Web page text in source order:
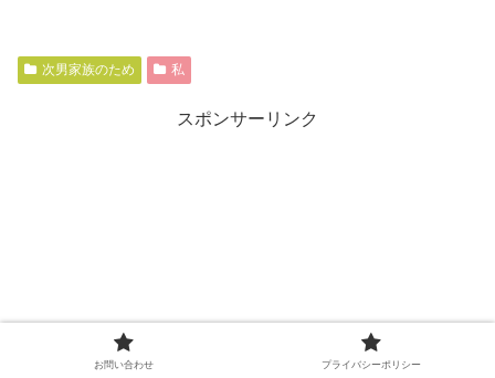
次男家族のため 私
スポンサーリンク
お問い合わせ プライバシーポリシー